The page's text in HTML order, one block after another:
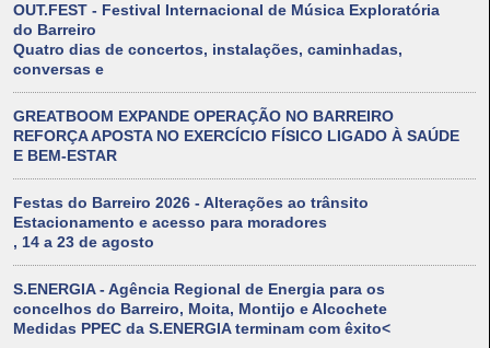
OUT.FEST - Festival Internacional de Música Exploratória
do Barreiro
Quatro dias de concertos, instalações, caminhadas,
conversas e
GREATBOOM EXPANDE OPERAÇÃO NO BARREIRO
REFORÇA APOSTA NO EXERCÍCIO FÍSICO LIGADO À SAÚDE
E BEM-ESTAR
Festas do Barreiro 2026 - Alterações ao trânsito
Estacionamento e acesso para moradores
, 14 a 23 de agosto
S.ENERGIA - Agência Regional de Energia para os
concelhos do Barreiro, Moita, Montijo e Alcochete
Medidas PPEC da S.ENERGIA terminam com êxito<